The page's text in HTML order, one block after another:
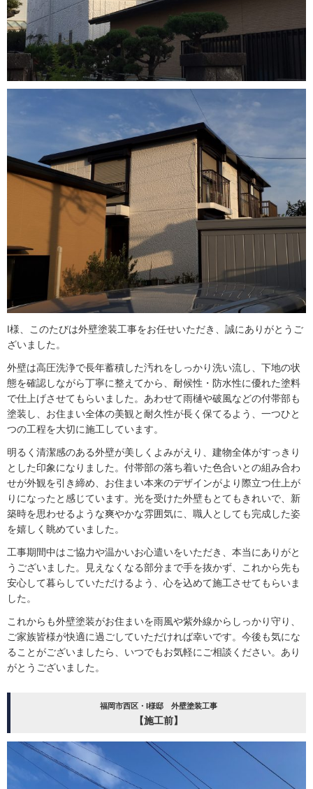
I様、このたびは外壁塗装工事をお任せいただき、誠にありがとうご
ざいました。
外壁は高圧洗浄で長年蓄積した汚れをしっかり洗い流し、下地の状
態を確認しながら丁寧に整えてから、耐候性・防水性に優れた塗料
で仕上げさせてもらいました。あわせて雨樋や破風などの付帯部も
塗装し、お住まい全体の美観と耐久性が長く保てるよう、一つひと
つの工程を大切に施工しています。
明るく清潔感のある外壁が美しくよみがえり、建物全体がすっきり
とした印象になりました。付帯部の落ち着いた色合いとの組み合わ
せが外観を引き締め、お住まい本来のデザインがより際立つ仕上が
りになったと感じています。光を受けた外壁もとてもきれいで、新
築時を思わせるような爽やかな雰囲気に、職人としても完成した姿
を嬉しく眺めていました。
工事期間中はご協力や温かいお心遣いをいただき、本当にありがと
うございました。見えなくなる部分まで手を抜かず、これから先も
安心して暮らしていただけるよう、心を込めて施工させてもらいま
した。
これからも外壁塗装がお住まいを雨風や紫外線からしっかり守り、
ご家族皆様が快適に過ごしていただければ幸いです。今後も気にな
ることがございましたら、いつでもお気軽にご相談ください。あり
がとうございました。
福岡市西区・I様邸 外壁塗装工事
【施工前】